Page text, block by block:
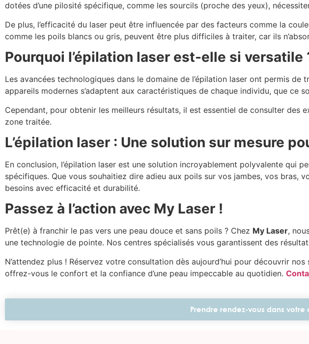
dotées d’une pilosité spécifique, comme les sourcils (proche des yeux),
De plus, l’efficacité du laser peut être influencée par des facteurs comme la
comme les poils blancs ou gris, peuvent être plus difficiles à traiter, car ils
Pourquoi l’épilation laser est-elle si versatile
Les avancées technologiques dans le domaine de l’épilation laser ont permis
appareils modernes s’adaptent aux caractéristiques de chaque individu, que ce
Cependant, pour obtenir les meilleurs résultats, il est essentiel de consulter
zone traitée.
L’épilation laser : Une solution sur mesure
En conclusion, l’épilation laser est une solution incroyablement polyvalente qui
spécifiques. Que vous souhaitiez dire adieu aux poils sur vos jambes, vos
besoins avec efficacité et durabilité.
Passez à l’action avec My Laser !
Prêt(e) à franchir le pas vers une peau douce et sans poils ? Chez My Laser,
une technologie de pointe. Nos centres spécialisés vous garantissent des
N’attendez plus ! Réservez votre consultation dès aujourd’hui pour découvrir
offrez-vous le confort et la confiance d’une peau impeccable au quotidien.
Prendre rendez-vous dans